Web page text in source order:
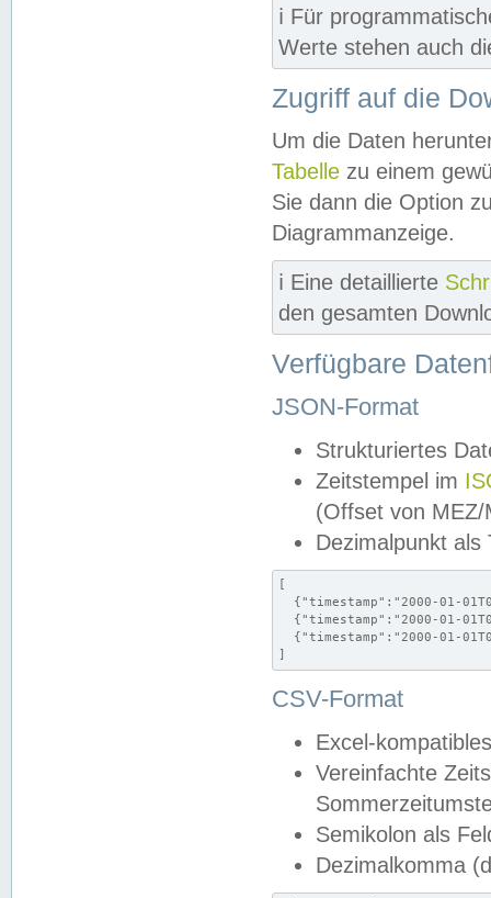
ℹ️ Für
Werte stehen auch
Zugriff auf die
Um die Daten
Tabelle zu einem
Sie dann die Option
Diagrammanzeige.
ℹ️ Eine detaillierte
den gesamten
Verfügbare
JSON-Format
Strukturiertes
Zeitstempel im
(Offset von MEZ/
Dezimalpunkt als
[
{"timestamp":"2000-01-
{"timestamp":"2000-01-
{"timestamp":"2000-01-
]
CSV-Format
Excel-
Vereinfachte
Semikolon als
Dezimalkomma